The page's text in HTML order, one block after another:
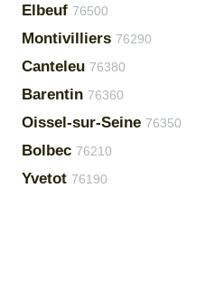
Elbeuf 76500
Montivilliers 76290
Canteleu 76380
Barentin 76360
Oissel-sur-Seine 76350
Bolbec 76210
Yvetot 76190